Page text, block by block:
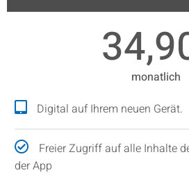
monatlich
Digital auf Ihrem neuen Gerät.
Freier Zugriff auf alle Inhalte
der App